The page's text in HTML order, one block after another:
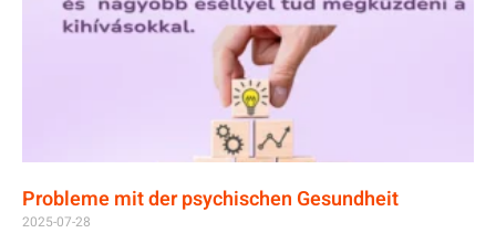
Probleme mit der psychischen Gesundheit
2025-07-28